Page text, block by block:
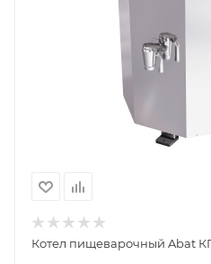
Котел пищеварочный Abat